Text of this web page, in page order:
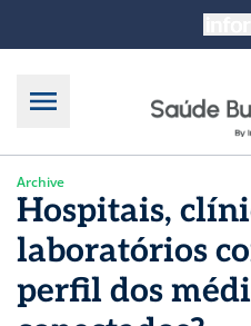
Archive
Hospitais,
laboratórios
perfil dos